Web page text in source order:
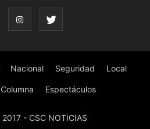
Nacional Seguridad Local
Columna Espectáculos
- CSC NOTICIAS